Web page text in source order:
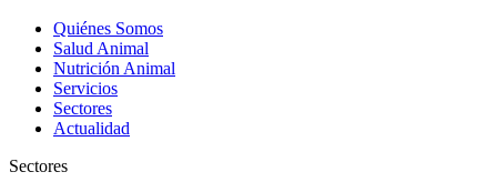
Quiénes Somos
Salud Animal
Nutrición Animal
Servicios
Sectores
Actualidad
Sectores